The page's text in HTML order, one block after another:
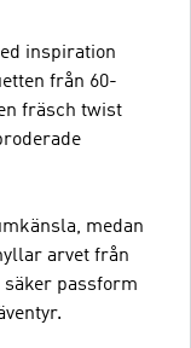
inspiration
från 60-
fräsch twist
medan
arvet från
passform